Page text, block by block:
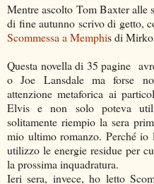
Mentre ascolto Tom Baxter alle
di fine autunno scrivo di getto,
Scommessa a Memphis di
Questa novella di 35 pagine
o Joe Lansdale ma forse
attenzione metaforica ai
Elvis e non solo poteva
solitamente riempio la sera
mio ultimo romanzo. Perché io
utilizzo le energie residue per
la prossima inquadratura.
Ieri sera, invece, ho letto